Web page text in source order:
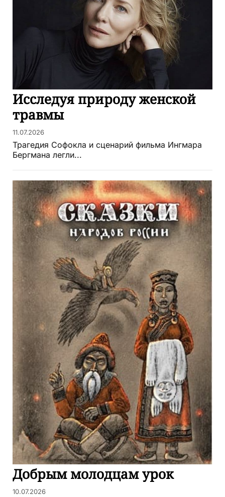
Исследуя природу женской
травмы
11.07.2026
Трагедия Софокла и сценарий фильма Ингмара
Бергмана легли...
Добрым молодцам урок
10.07.2026